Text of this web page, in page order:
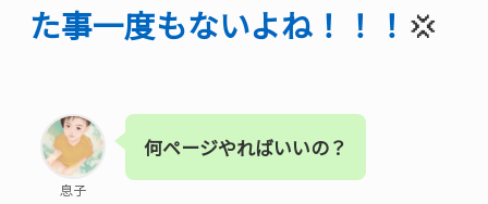
た事一度もないよね！！！ 💢
息子
何ページやればいいの？